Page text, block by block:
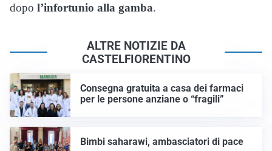
dopo l’infortunio alla gamba.
ALTRE NOTIZIE DA
CASTELFIORENTINO
Consegna gratuita a casa dei farmaci
per le persone anziane o “fragili”
Bimbi saharawi, ambasciatori di pace